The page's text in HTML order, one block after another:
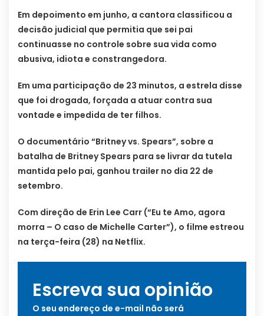
Em depoimento em junho, a cantora classificou a
decisão judicial que permitia que sei pai
continuasse no controle sobre sua vida como
abusiva, idiota e constrangedora.
Em uma participação de 23 minutos, a estrela disse
que foi drogada, forçada a atuar contra sua
vontade e impedida de ter filhos.
O documentário “Britney vs. Spears”, sobre a
batalha de Britney Spears para se livrar da tutela
mantida pelo pai, ganhou trailer no dia 22 de
setembro.
Com direção de Erin Lee Carr (“Eu te Amo, agora
morra – O caso de Michelle Carter”), o filme estreou
na terça-feira (28) na Netflix.
Escreva sua opinião
O seu endereço de e-mail não será